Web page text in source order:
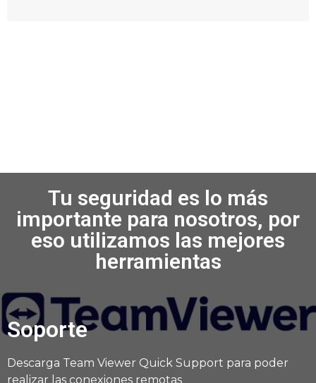
Tu seguridad es lo más
importante para nosotros, por
eso utilizamos las mejores
herramientas
Soporte
Descarga Team Viewer Quick Support para poder
realizar las conexiones remotas